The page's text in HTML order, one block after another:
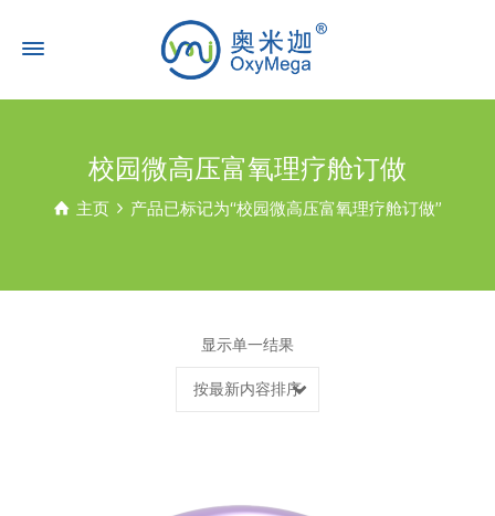
校园微高压富氧理疗舱订做
主页 产品已标记为“校园微高压富氧理疗舱订做”
显示单一结果
按最新内容排序